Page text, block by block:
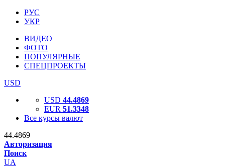
РУС
УКР
ВИДЕО
ФОТО
ПОПУЛЯРНЫЕ
СПЕЦПРОЕКТЫ
USD
USD 44.4869
EUR 51.3348
Все курсы валют
44.4869
Авторизация
Поиск
UA